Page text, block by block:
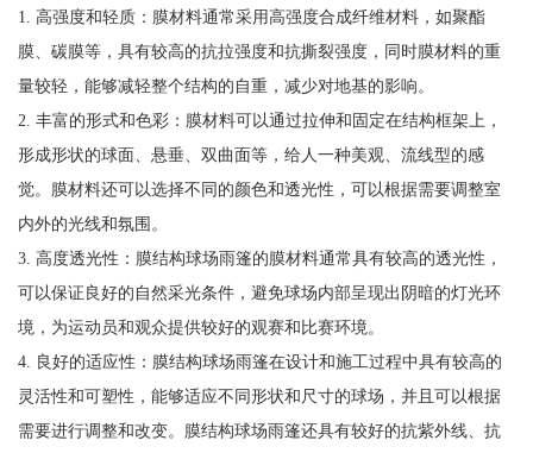
1. 高强度和轻质：膜材料通常采用高强度合成纤维材料，如聚酯
膜、碳膜等，具有较高的抗拉强度和抗撕裂强度，同时膜材料的重
量较轻，能够减轻整个结构的自重，减少对地基的影响。
2. 丰富的形式和色彩：膜材料可以通过拉伸和固定在结构框架上，
形成形状的球面、悬垂、双曲面等，给人一种美观、流线型的感
觉。膜材料还可以选择不同的颜色和透光性，可以根据需要调整室
内外的光线和氛围。
3. 高度透光性：膜结构球场雨篷的膜材料通常具有较高的透光性，
可以保证良好的自然采光条件，避免球场内部呈现出阴暗的灯光环
境，为运动员和观众提供较好的观赛和比赛环境。
4. 良好的适应性：膜结构球场雨篷在设计和施工过程中具有较高的
灵活性和可塑性，能够适应不同形状和尺寸的球场，并且可以根据
需要进行调整和改变。膜结构球场雨篷还具有较好的抗紫外线、抗